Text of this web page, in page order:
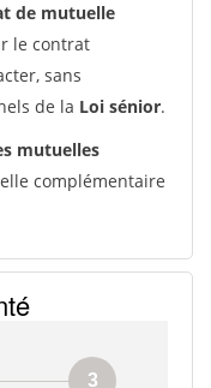
de mutuelle
le contrat
sans
de la Loi sénior.
mutuelles
complémentaire